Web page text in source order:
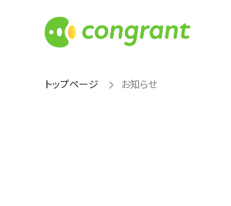
トップページ お知らせ